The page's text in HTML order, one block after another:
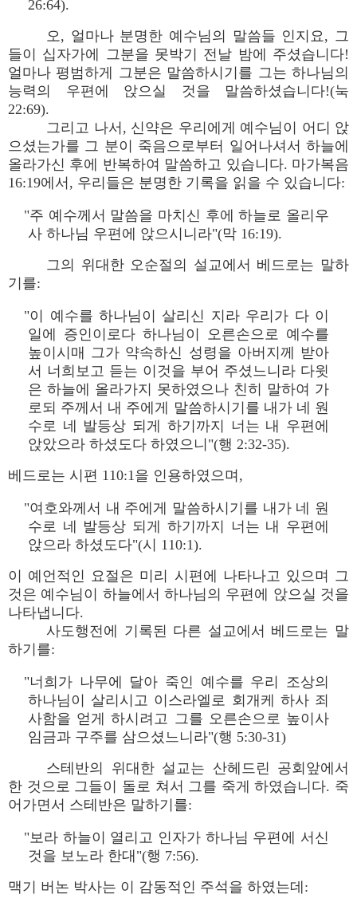
26:64).
오, 얼마나 분명한 예수님의 말씀들 인지요, 그
들이 십자가에 그분을 못박기 전날 밤에 주셨습니다!
얼마나 평범하게 그분은 말씀하시기를 그는 하나님의
능력의 우편에 앉으실 것을 말씀하셨습니다!(눅
22:69).
그리고 나서, 신약은 우리에게 예수님이 어디 앉
으셨는가를 그 분이 죽음으로부터 일어나셔서 하늘에
올라가신 후에 반복하여 말씀하고 있습니다. 마가복음
16:19에서, 우리들은 분명한 기록을 읽을 수 있습니다:
"주 예수께서 말씀을 마치신 후에 하늘로 올리우
사 하나님 우편에 앉으시니라"(막 16:19).
그의 위대한 오순절의 설교에서 베드로는 말하
기를:
"이 예수를 하나님이 살리신 지라 우리가 다 이
일에 증인이로다 하나님이 오른손으로 예수를
높이시매 그가 약속하신 성령을 아버지께 받아
서 너희보고 듣는 이것을 부어 주셨느니라 다윗
은 하늘에 올라가지 못하였으나 친히 말하여 가
로되 주께서 내 주에게 말씀하시기를 내가 네 원
수로 네 발등상 되게 하기까지 너는 내 우편에
앉았으라 하셨도다 하였으니"(행 2:32-35).
베드로는 시편 110:1을 인용하였으며,
"여호와께서 내 주에게 말씀하시기를 내가 네 원
수로 네 발등상 되게 하기까지 너는 내 우편에
앉으라 하셨도다"(시 110:1).
이 예언적인 요절은 미리 시편에 나타나고 있으며 그
것은 예수님이 하늘에서 하나님의 우편에 앉으실 것을
나타냅니다.
사도행전에 기록된 다른 설교에서 베드로는 말
하기를:
"너희가 나무에 달아 죽인 예수를 우리 조상의
하나님이 살리시고 이스라엘로 회개케 하사 죄
사함을 얻게 하시려고 그를 오른손으로 높이사
임금과 구주를 삼으셨느니라"(행 5:30-31)
스테반의 위대한 설교는 산헤드린 공회앞에서
한 것으로 그들이 돌로 쳐서 그를 죽게 하였습니다. 죽
어가면서 스테반은 말하기를:
"보라 하늘이 열리고 인자가 하나님 우편에 서신
것을 보노라 한대"(행 7:56).
맥기 버논 박사는 이 감동적인 주석을 하였는데: